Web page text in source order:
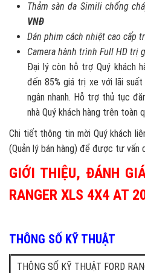
Thảm sàn da Simili chống
VNĐ
Dán phim cách nhiệt cao cấp
Camera hành trình Full HD trị
Đại lý còn hỗ trợ Quý khách
đến 85% giá trị xe với lãi
ngân nhanh. Hỗ trợ thủ tục
nhà Quý khách hàng trên toàn
Chi tiết thông tin mời Quý khách
(Quản lý bán hàng) để được tư vấn
GIỚI THIỆU, ĐÁNH
RANGER XLS 4X4 AT
THÔNG SỐ KỸ THUẬT
THÔNG SỐ KỸ THUẬT FORD